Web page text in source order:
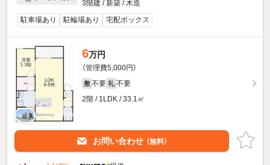
3階建 / 新築 / 木造
駐車場あり
駐輪場あり 宅配ボックス
6万円
（管理費5,000円）
敷 不要 礼 不要
2階 / 1LDK / 33.1㎡
お問い合わせ （無料）